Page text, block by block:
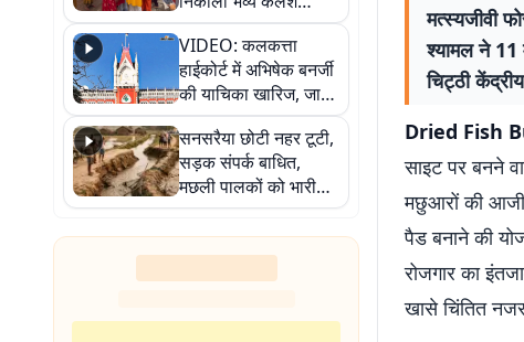
शोभायात्रा, शिवलिंग
प्राण-प्रतिष्ठा महोत्सव
शुरू
VIDEO: कलकत्ता
हाईकोर्ट में अभिषेक बनर्जी
की याचिका खारिज, जानें
क्या है पूरा मामला
सनसरैया छोटी नहर टूटी,
सड़क संपर्क बाधित,
मछली पालकों को भारी
नुकसान
मत्स्यजीवी
श्यामल ने
चिट्ठी
Dried Fish
साइट पर बनने
मछुआरों की
पैड बनाने की
रोजगार का
खासे चिंतित